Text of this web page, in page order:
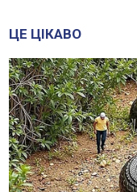
ЦЕ ЦІКАВО